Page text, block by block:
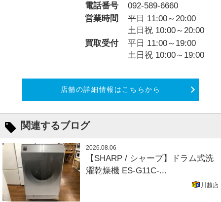
電話番号
092-589-6660
営業時間
平日 11:00～20:00
土日祝 10:00～20:00
買取受付
平日 11:00～19:00
土日祝 10:00～19:00
店舗の詳細情報はこちらから
関連するブログ
2026.08.06
【SHARP / シャープ】ドラム式洗
濯乾燥機 ES-G11C-...
川越店